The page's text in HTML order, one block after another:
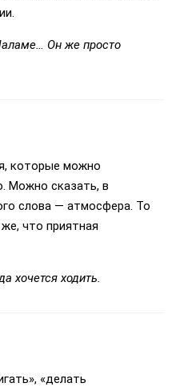
Он же просто
которые можно
Можно сказать, в
слова — атмосфера. То
что приятная
хочется ходить.
«делать